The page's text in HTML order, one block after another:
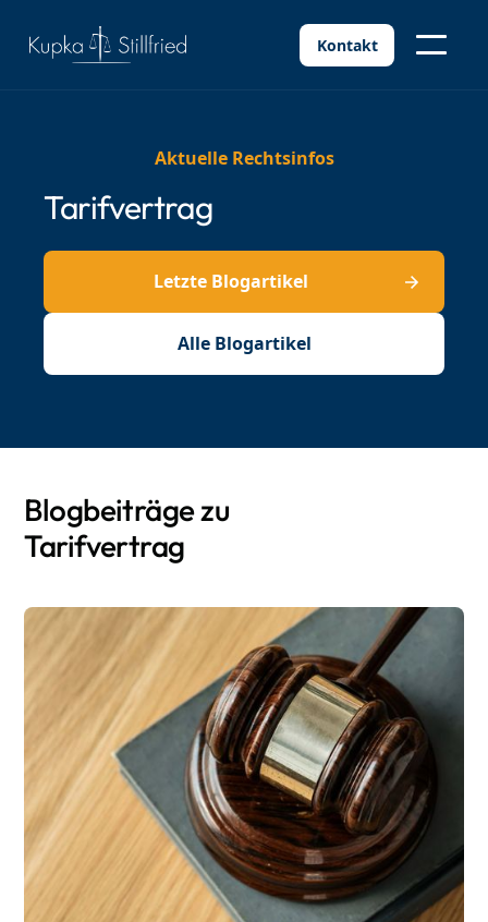
Kontakt
Aktuelle Rechtsinfos
Tarifvertrag
Letzte Blogartikel
Alle Blogartikel
Blogbeiträge zu
Tarifvertrag